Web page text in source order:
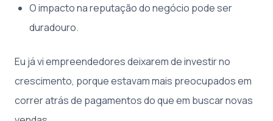
O impacto na reputação do negócio pode ser
duradouro.
Eu já vi empreendedores deixarem de investir no
crescimento, porque estavam mais preocupados em
correr atrás de pagamentos do que em buscar novas